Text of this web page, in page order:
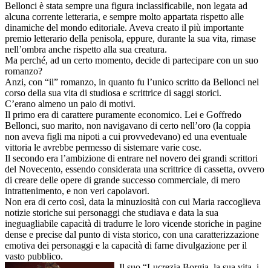
Bellonci è stata sempre una figura inclassificabile, non legata ad
alcuna corrente letteraria, e sempre molto appartata rispetto alle
dinamiche del mondo editoriale. Aveva creato il più importante
premio letterario della penisola, eppure, durante la sua vita, rimase
nell’ombra anche rispetto alla sua creatura.
Ma perché, ad un certo momento, decide di partecipare con un suo
romanzo?
Anzi, con “il” romanzo, in quanto fu l’unico scritto da Bellonci nel
corso della sua vita di studiosa e scrittrice di saggi storici.
C’erano almeno un paio di motivi.
Il primo era di carattere puramente economico. Lei e Goffredo
Bellonci, suo marito, non navigavano di certo nell’oro (la coppia
non aveva figli ma nipoti a cui provvedevano) ed una eventuale
vittoria le avrebbe permesso di sistemare varie cose.
Il secondo era l’ambizione di entrare nel novero dei grandi scrittori
del Novecento, essendo considerata una scrittrice di cassetta, ovvero
di creare delle opere di grande successo commerciale, di mero
intrattenimento, e non veri capolavori.
Non era di certo così, data la minuziosità con cui Maria raccoglieva
notizie storiche sui personaggi che studiava e data la sua
ineguagliabile capacità di tradurre le loro vicende storiche in pagine
dense e precise dal punto di vista storico, con una caratterizzazione
emotiva dei personaggi e la capacità di farne divulgazione per il
vasto pubblico.